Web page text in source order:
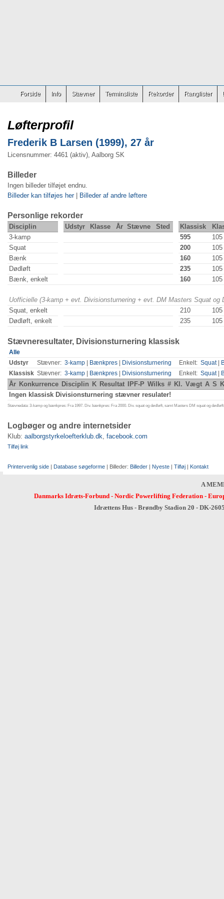
Forside Info Stævner Terminsliste Rekorder Ranglister
Løfterprofil
Frederik B Larsen (1999), 27 år
Licensnummer: 4461 (aktiv), Aalborg SK
Billeder
Ingen billeder tilføjet endnu.
Billeder kan tilføjes her| Billeder af andre løftere
Personlige rekorder
Disciplin Udstyr Klasse År Stævne Sted Klassisk
3-kamp
595
105
Squat
200
105
Bænk
160
105
Dødløft
235
105
Bænk, enkelt
160 105
Uofficielle (3-kamp + evt. Divisionsturnering + evt. DM Masters Squat
Squat, enkelt
210
105
Dødløft, enkelt
235 105
Stævneresultater, Divisionsturnering klassisk
Alle
Udstyr
Stævner: 3-kamp Bænkpres Divisionsturnering Enkelt: Squat|
Klassisk Stævner: 3-kamp Bænkpres Divisionsturnering Enkelt: Squat|
År Konkurrence Disciplin K Resultat IPF-P Wilks # Kl. Vægt A S
Ingen klassisk Divisionsturnering stævner resulater!
Stævnedata: 3-kamp og bænkpres: Fra 1997. Div. bænkpres: Fra 2000. Div. squat og dødløft, samt Masters DM squat og
Logbøger og andre internetsider
Klub: aalborgstyrkeloefterklub.dk, facebook.com
Tilføj link
Printervenlig side | Database søgeforme | Billeder: Billeder | Nyeste | Tilføj | Kontakt
A
Danmarks Idræts-Forbund- Nordic Powerlifting Federation-
Idrættens Hus - Brøndby Stadion 20 - DK-